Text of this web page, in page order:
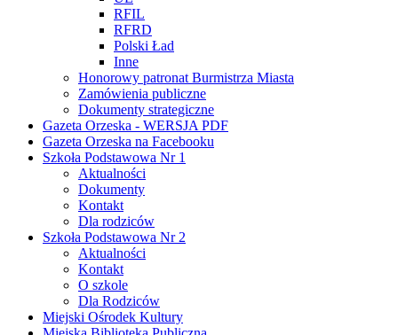
RFIL
RFRD
Polski Ład
Inne
Honorowy patronat Burmistrza Miasta
Zamówienia publiczne
Dokumenty strategiczne
Gazeta Orzeska - WERSJA PDF
Gazeta Orzeska na Facebooku
Szkoła Podstawowa Nr 1
Aktualności
Dokumenty
Kontakt
Dla rodziców
Szkoła Podstawowa Nr 2
Aktualności
Kontakt
O szkole
Dla Rodziców
Miejski Ośrodek Kultury